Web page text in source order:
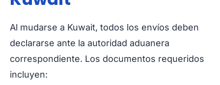
Al mudarse a Kuwait, todos los envíos deben
declararse ante la autoridad aduanera
correspondiente. Los documentos requeridos
incluyen: